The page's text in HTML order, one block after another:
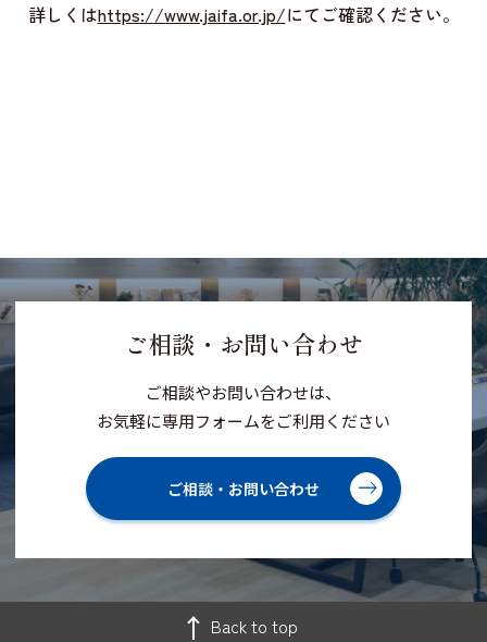
詳しくはhttps://www.jaifa.or.jp/にてご確認ください。
ご相談・お問い合わせ
ご相談やお問い合わせは、
お気軽に専用フォームをご利用ください
ご相談・お問い合わせ
Back to top